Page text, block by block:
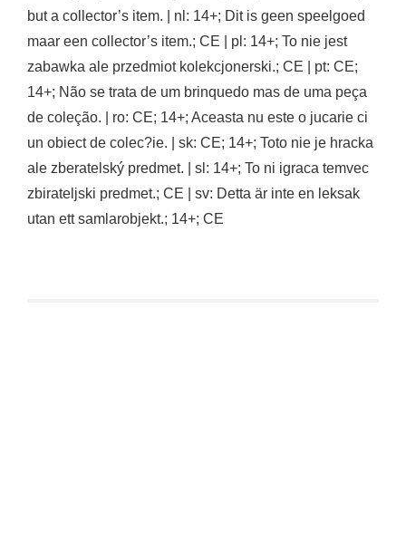
but a collector’s item. | nl: 14+; Dit is geen speelgoed
maar een collector’s item.; CE | pl: 14+; To nie jest
zabawka ale przedmiot kolekcjonerski.; CE | pt: CE;
14+; Não se trata de um brinquedo mas de uma peça
de coleção. | ro: CE; 14+; Aceasta nu este o jucarie ci
un obiect de colec?ie. | sk: CE; 14+; Toto nie je hracka
ale zberatelský predmet. | sl: 14+; To ni igraca temvec
zbirateljski predmet.; CE | sv: Detta är inte en leksak
utan ett samlarobjekt.; 14+; CE